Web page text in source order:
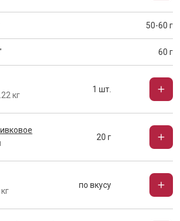
50-60 г
60 г
кг
1 шт.
20 г
по вкусу